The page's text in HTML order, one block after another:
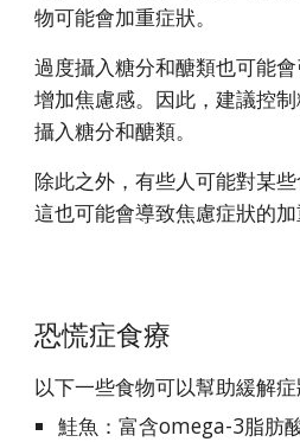
物可能會加重症狀。
過度攝入糖分和醣類也可能
增加焦慮感。因此，建議控
攝入糖分和醣類。
除此之外，有些人可能對某
這也可能會導致焦慮症狀的加
恐慌症食療
以下一些食物可以幫助緩解症
鮭魚：富含omega-3脂肪